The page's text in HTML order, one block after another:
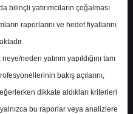
İndir
İndir
yatırımcıların çoğalması
raporlarını ve hedef fiyatlarını
neden yatırım yapıldığını tam
bakış açılarını,
dikkate aldıkları kriterleri
bu raporlar veya analizlere